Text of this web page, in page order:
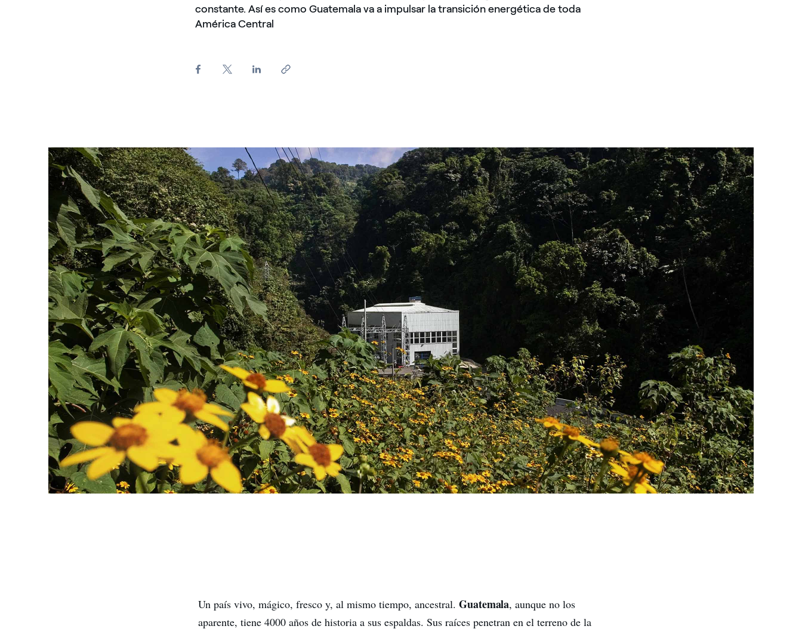
constante. Así es como Guatemala va a impulsar la transición energética de toda
América Central
Centro di controllo immerso nella natura
Un país vivo, mágico, fresco y, al mismo tiempo, ancestral.Guatemala, aunque no los
aparente, tiene 4000 años de historia a sus espaldas. Sus raíces penetran en el terreno de la